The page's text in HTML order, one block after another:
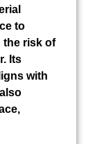
to
the risk of
Its
with